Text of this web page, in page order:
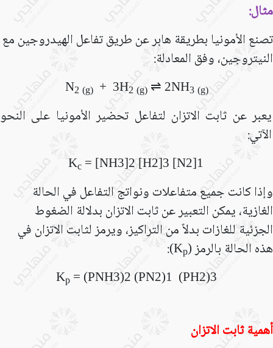
مثال:
تصنع الأمونيا بطريقة هابر عن طريق تفاعل الهيدروجين مع
النيتروجين، وفق المعادلة:
N2 (g)+ 3H2 (g) ⇌ 2NH3 (g)
يعبر عن ثابت الاتزان لتفاعل تحضير الأمونيا على النحو
الآتي:
Kc = [NH3]2 [H2]3 [N2]1
وإذا كانت جميع متفاعلات ونواتج التفاعل في الحالة
الغازية، يمكن التعبير عن ثابت الاتزان بدلالة الضغوط
الجزئية للغازات بدلاً من التراكيز، ويرمز لثابت الاتزان في
هذه الحالة بالرمز ( Kp
):
Kp = (PNH3)2 (PN2)1 (PH2)3
أهمية ثابت الاتزان